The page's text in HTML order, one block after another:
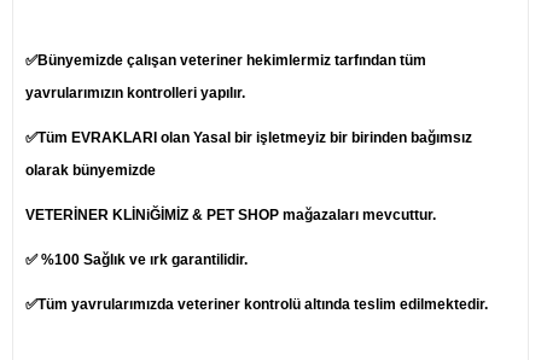
✅Bünyemizde çalışan veteriner hekimlermiz tarfından tüm
yavrularımızın kontrolleri yapılır.
✅Tüm EVRAKLARI olan Yasal bir işletmeyiz bir birinden bağımsız
olarak bünyemizde
VETERİNER KLİNiĞİMİZ & PET SHOP mağazaları mevcuttur.
✅ %100 Sağlık ve ırk garantilidir.
✅Tüm yavrularımızda veteriner kontrolü altında teslim edilmektedir.